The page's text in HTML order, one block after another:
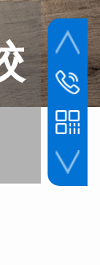
联系电话